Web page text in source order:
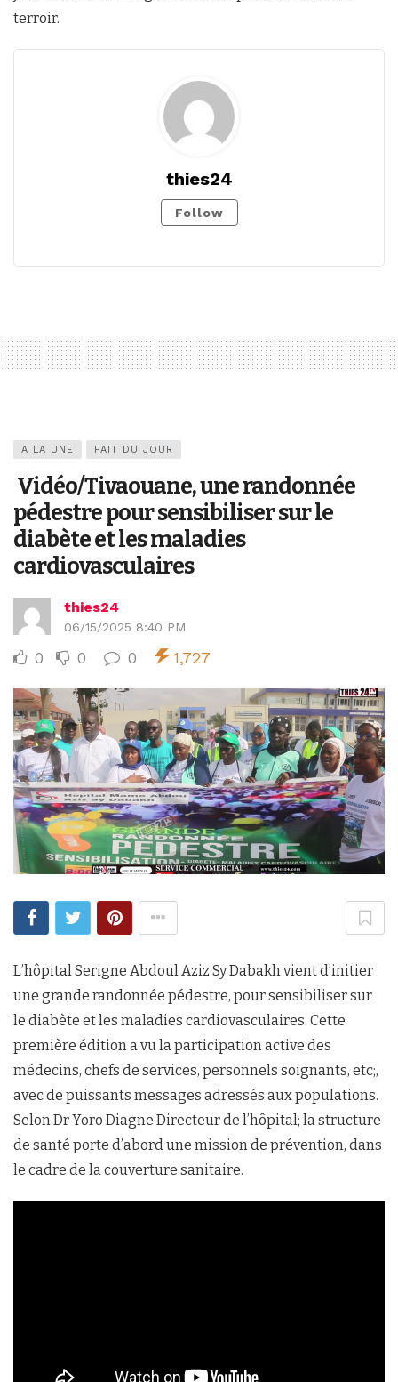
terroir.
thies24
Follow
A LA UNE FAIT DU JOUR
Vidéo/Tivaouane, une randonnée
pédestre pour sensibiliser sur le
diabète et les maladies
cardiovasculaires
thies24
06/15/2025 8:40 PM
0 0 0 1,727
L’hôpital Serigne Abdoul Aziz Sy Dabakh vient d’initier
une grande randonnée pédestre, pour sensibiliser sur
le diabète et les maladies cardiovasculaires. Cette
première édition a vu la participation active des
médecins, chefs de services, personnels soignants, etc;,
avec de puissants messages adressés aux populations.
Selon Dr Yoro Diagne Directeur de l’hôpital; la structure
de santé porte d’abord une mission de prévention, dans
le cadre de la couverture sanitaire.